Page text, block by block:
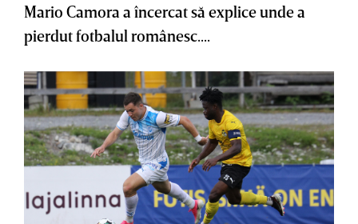
Mario Camora a încercat să explice unde a
pierdut fotbalul românesc....